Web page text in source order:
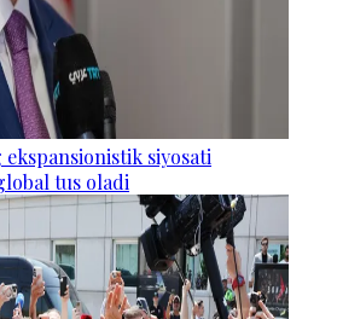
siyosati
tus oladi